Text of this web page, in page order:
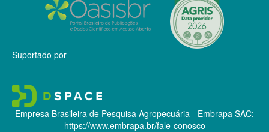
Suportado por
Empresa Brasileira de Pesquisa Agropecuária - Embrapa SAC:
https://www.embrapa.br/fale-conosco